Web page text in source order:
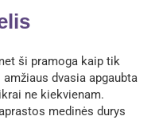
ši pramoga kaip tik
dvasia apgaubta
ne kiekvienam.
medinės durys